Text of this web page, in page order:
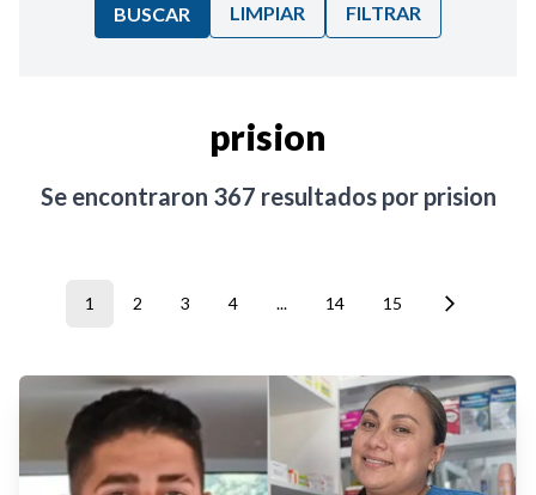
BUSCAR LIMPIAR FILTRAR
prision
Se encontraron 367 resultados por prision
1 2 3 4 ... 14 15